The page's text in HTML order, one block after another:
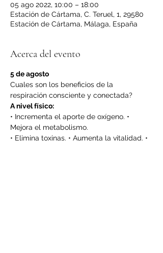
05 ago 2022, 10:00 – 18:00
Estación de Cártama, C. Teruel, 1, 29580
Estación de Cártama, Málaga, España
Acerca del evento
5 de agosto
Cuales son los beneficios de la
respiración consciente y conectada?
A nivel físico:
• Incrementa el aporte de oxígeno. •
Mejora el metabolismo.
• Elimina toxinas. • Aumenta la vitalidad. •